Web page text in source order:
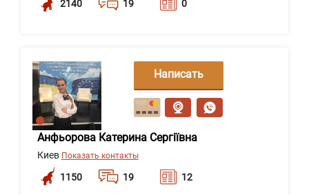
2140 19 0
Анфьорова Катерина Сергіївна
Киев Показать контакты
1150 19 12
Написать
сообщение